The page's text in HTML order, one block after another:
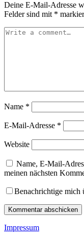
Deine E-Mail-Adresse
Felder sind mit *
Name *
E-Mail-Adresse *
Website
Name, E-Mail-
meinen nächsten
Benachrichtige mich
Impressum